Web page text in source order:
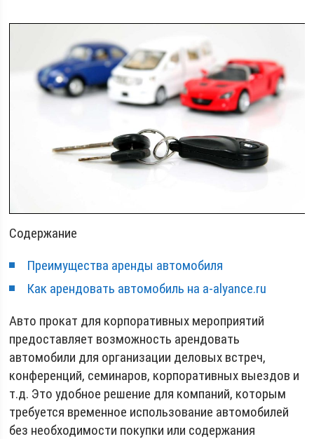
Содержание
Преимущества аренды автомобиля
Как арендовать автомобиль на a-alyance.ru
Авто прокат для корпоративных мероприятий
предоставляет возможность арендовать
автомобили для организации деловых встреч,
конференций, семинаров, корпоративных выездов и
т.д. Это удобное решение для компаний, которым
требуется временное использование автомобилей
без необходимости покупки или содержания